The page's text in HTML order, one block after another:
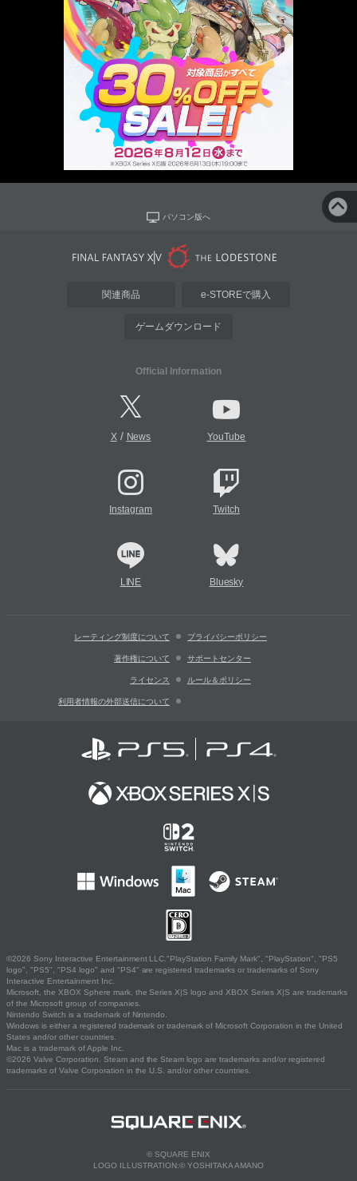
パソコン版へ
関連商品 e-STOREで購入
ゲームダウンロード
Official Information
X/ News YouTube
Instagram Twitch
LINE Bluesky
レーティング制度について プライバシーポリシー
著作権について サポートセンター
ライセンス ルール＆ポリシー
利用者情報の外部送信について
©2026 Sony Interactive Entertainment LLC."PlayStation Family Mark", "PlayStation", "PS5
logo", "PS5", "PS4 logo" and "PS4" are registered trademarks or trademarks of Sony
Interactive Entertainment Inc.
Microsoft, the XBOX Sphere mark, the Series X|S logo and XBOX Series X|S are trademarks
of the Microsoft group of companies.
Nintendo Switch is a trademark of Nintendo.
Windows is either a registered trademark or trademark of Microsoft Corporation in the United
States and/or other countries.
Mac is a trademark of Apple Inc.
©2026 Valve Corporation. Steam and the Steam logo are trademarks and/or registered
trademarks of Valve Corporation in the U.S. and/or other countries.
© SQUARE ENIX
LOGO ILLUSTRATION:© YOSHITAKA AMANO